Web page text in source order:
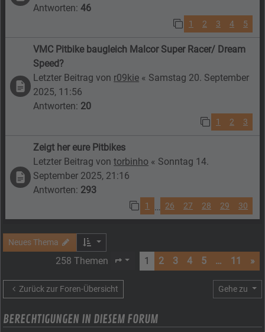
Antworten:46
1 2 3 4 5
VMC Pitbike baugleich Malcor Super Racer/ Dream
Speed?
Letzter Beitrag von r09kie « Samstag 20. September
2025, 11:56
Antworten: 20
1 2 3
Zeigt her eure Pitbikes
Letzter Beitrag vontorbinho « Sonntag 14.
September 2025, 21:16
Antworten: 293
1 … 26 27 28 29 30
Neues Thema
258 Themen Seite von11
1 2 3 4 5 … 11 »
Zurück zur Foren-Übersicht Gehe zu
BERECHTIGUNGEN IN DIESEM FORUM